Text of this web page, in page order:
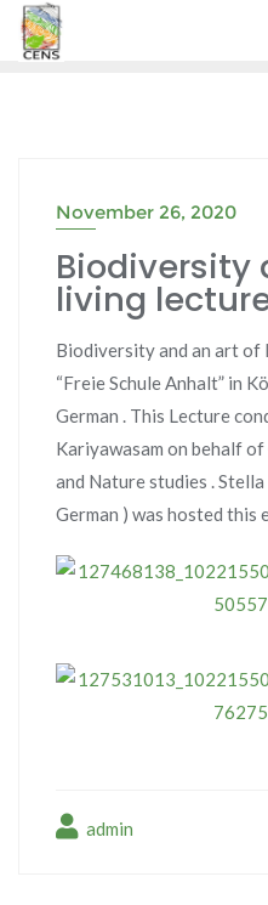
Skip
November 26, 2020
Biodiversity
living
Biodiversity and an art of
“Freie Schule Anhalt” in
German . This Lecture
Kariyawasam on behalf
and Nature studies .
German ) was hosted this
admin